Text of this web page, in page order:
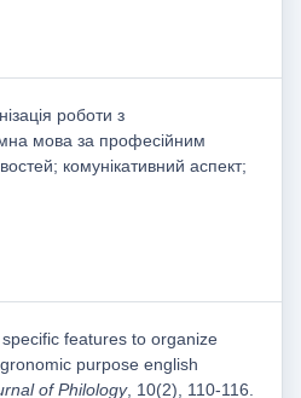
роботи з
мова за професійним
комунікативний аспект;
features to organize
purpose english
of Philology, 10(2), 110-116.